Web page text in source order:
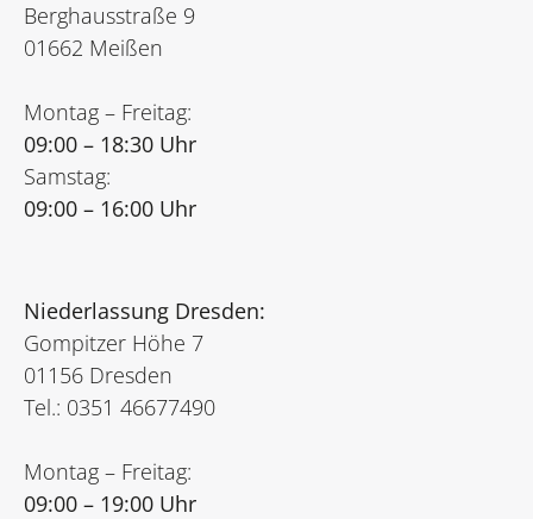
Berghausstraße 9
01662 Meißen
Montag – Freitag:
09:00 – 18:30 Uhr
Samstag:
09:00 – 16:00 Uhr
Niederlassung Dresden:
Gompitzer Höhe 7
01156 Dresden
Tel.: 0351 46677490
Montag – Freitag:
09:00 – 19:00 Uhr